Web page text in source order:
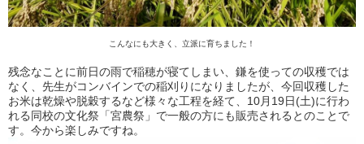
こんなにも大きく、立派に育ちました！
残念なことに前日の雨で稲穂が寝てしまい、鎌を使っての収穫では
なく、先生がコンバインでの稲刈りになりましたが、今回収穫した
お米は乾燥や脱穀するなど様々な工程を経て、10月19日(土)に行わ
れる同校の文化祭「宮農祭」で一般の方にも販売されるとのことで
す。今から楽しみですね。